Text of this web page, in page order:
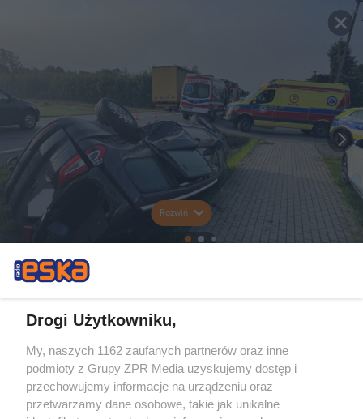
Rozwiń
Drogi Użytkowniku,
My, naszych 1162 zaufanych partnerów oraz inne
podmioty z Grupy ZPR Media uzyskujemy dostęp i
przechowujemy informacje na urządzeniu oraz
przetwarzamy dane osobowe, takie jak unikalne